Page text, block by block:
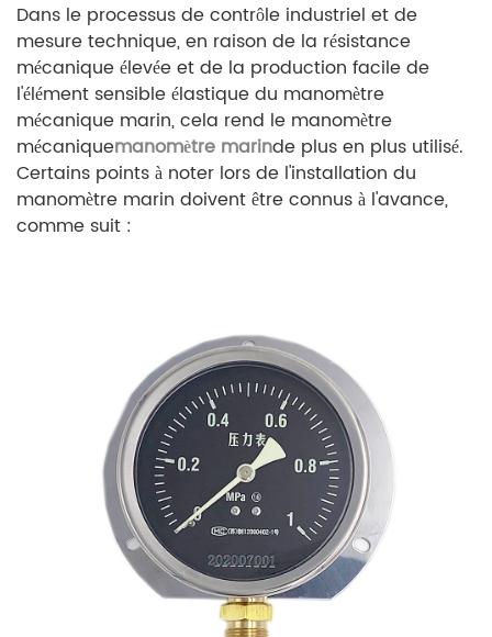
Dans le processus de contrôle industriel et de
mesure technique, en raison de la résistance
mécanique élevée et de la production facile de
l'élément sensible élastique du manomètre
mécanique marin, cela rend le manomètre
mécaniquemanomètre marinde plus en plus utilisé.
Certains points à noter lors de l'installation du
manomètre marin doivent être connus à l'avance,
comme suit :